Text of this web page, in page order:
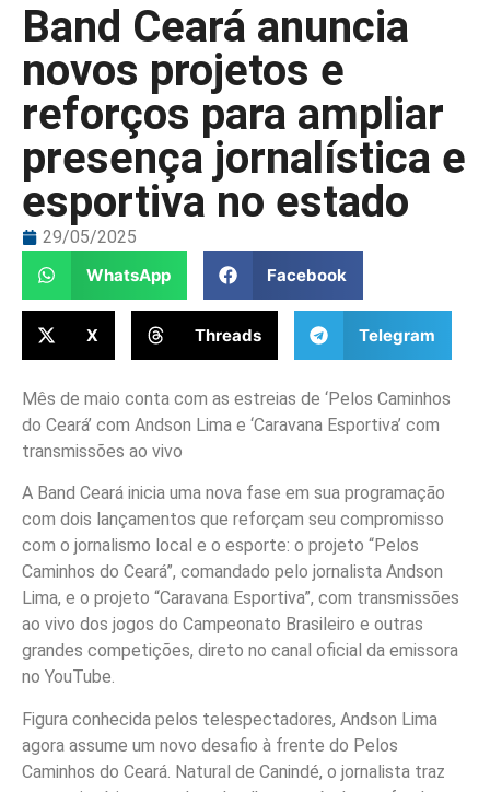
Band Ceará anuncia
novos projetos e
reforços para ampliar
presença jornalística e
esportiva no estado
29/05/2025
WhatsApp
Facebook
X Threads Telegram
Mês de maio conta com as estreias de ‘Pelos Caminhos
do Ceará’ com Andson Lima e ‘Caravana Esportiva’ com
transmissões ao vivo
A Band Ceará inicia uma nova fase em sua programação
com dois lançamentos que reforçam seu compromisso
com o jornalismo local e o esporte: o projeto “Pelos
Caminhos do Ceará”, comandado pelo jornalista Andson
Lima, e o projeto “Caravana Esportiva”, com transmissões
ao vivo dos jogos do Campeonato Brasileiro e outras
grandes competições, direto no canal oficial da emissora
no YouTube.
Figura conhecida pelos telespectadores, Andson Lima
agora assume um novo desafio à frente do Pelos
Caminhos do Ceará. Natural de Canindé, o jornalista traz